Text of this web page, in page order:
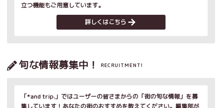
立つ機能もご用意しています。
詳しくはこちら
旬な情報募集中！ RECRUITMENT!
「*and trip.」ではユーザーの皆さまからの「街の旬な情報」を募
集しています！あなたの街のおすすめを教えてください。編集部が